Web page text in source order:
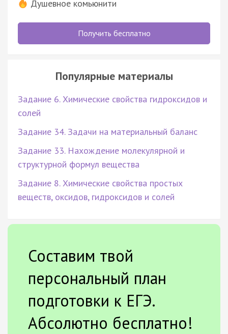
Душевное комьюнити
Получить бесплатно
Популярные материалы
Задание 6. Химические свойства гидроксидов и
солей
Задание 34. Задачи на материальный баланс
Задание 33. Нахождение молекулярной и
структурной формул вещества
Задание 8. Химические свойства простых
веществ, оксидов, гидроксидов и солей
Составим твой
персональный план
подготовки к ЕГЭ.
Абсолютно бесплатно!